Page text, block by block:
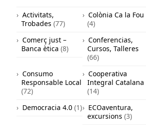
Activitats,
Trobades (77)
Colònia Ca la Fou
(4)
Comerç just –
Banca ètica (8)
Conferencias,
Cursos, Talleres
(66)
Consumo
Responsable Local
(72)
Cooperativa
Integral Catalana
(14)
Democracia 4.0 (1)
ECOaventura,
excursions (3)